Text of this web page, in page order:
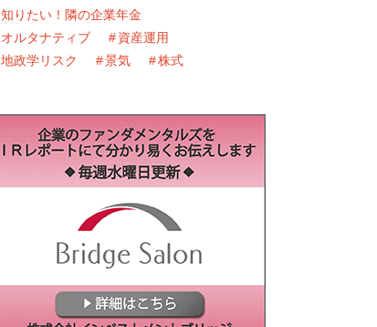
知りたい！隣の企業年金
オルタナティブ
資産運用
地政学リスク
景気 株式